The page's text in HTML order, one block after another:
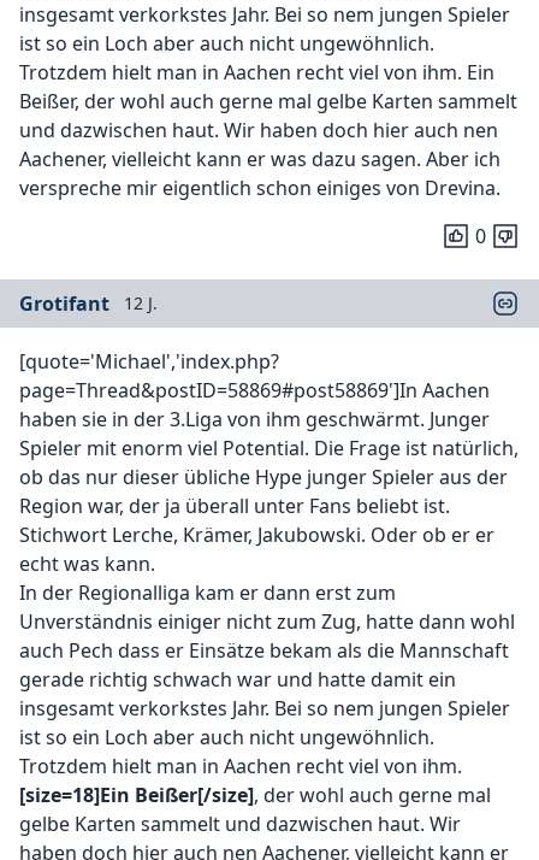
insgesamt verkorkstes Jahr. Bei so nem jungen Spieler
ist so ein Loch aber auch nicht ungewöhnlich.
Trotzdem hielt man in Aachen recht viel von ihm. Ein
Beißer, der wohl auch gerne mal gelbe Karten sammelt
und dazwischen haut. Wir haben doch hier auch nen
Aachener, vielleicht kann er was dazu sagen. Aber ich
verspreche mir eigentlich schon einiges von Drevina.
0
Grotifant 12 J.
[quote='Michael','index.php?
page=Thread&postID=58869#post58869']In Aachen
haben sie in der 3.Liga von ihm geschwärmt. Junger
Spieler mit enorm viel Potential. Die Frage ist natürlich,
ob das nur dieser übliche Hype junger Spieler aus der
Region war, der ja überall unter Fans beliebt ist.
Stichwort Lerche, Krämer, Jakubowski. Oder ob er er
echt was kann.
In der Regionalliga kam er dann erst zum
Unverständnis einiger nicht zum Zug, hatte dann wohl
auch Pech dass er Einsätze bekam als die Mannschaft
gerade richtig schwach war und hatte damit ein
insgesamt verkorkstes Jahr. Bei so nem jungen Spieler
ist so ein Loch aber auch nicht ungewöhnlich.
Trotzdem hielt man in Aachen recht viel von ihm.
[size=18]Ein Beißer[/size], der wohl auch gerne mal
gelbe Karten sammelt und dazwischen haut. Wir
haben doch hier auch nen Aachener, vielleicht kann er